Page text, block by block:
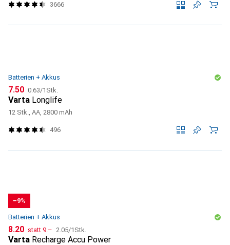
3666
Batterien + Akkus
CHF
7.50 CHF
0.63/1Stk.
Varta Longlife
12 Stk., AA, 2800 mAh
496
−9%
Batterien + Akkus
CHF
8.20 statt CHF
9.– CHF
2.05/1Stk.
Varta Recharge Accu Power